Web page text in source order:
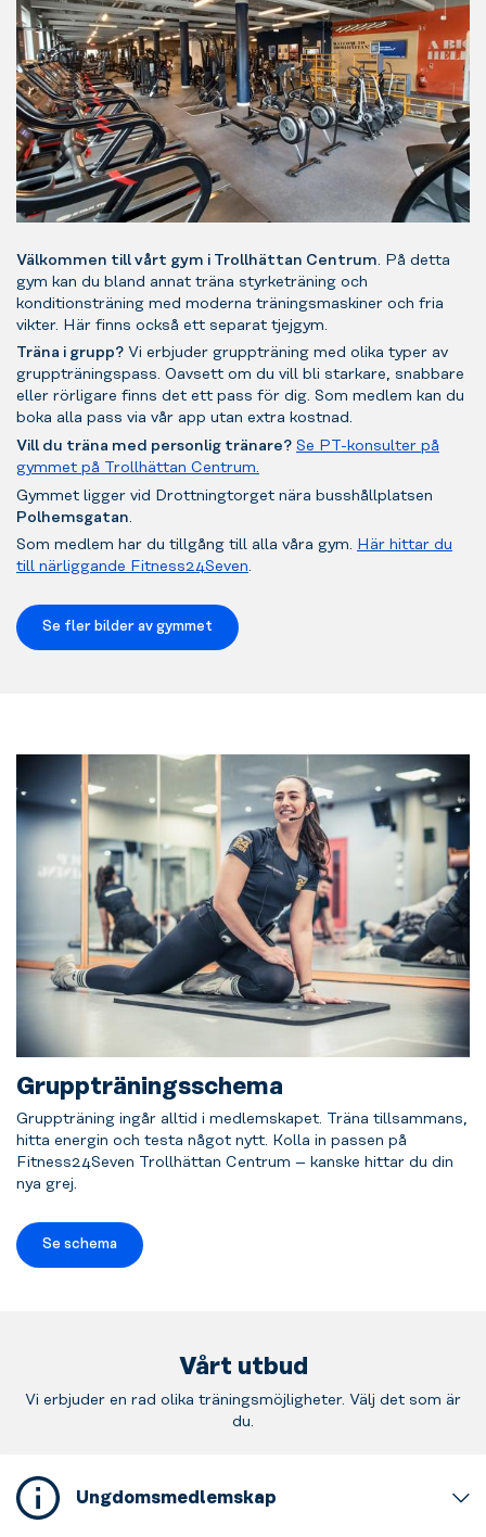
Välkommen till vårt gym i Trollhättan Centrum. På detta
gym kan du bland annat träna styrketräning och
konditionsträning med moderna träningsmaskiner och fria
vikter. Här finns också ett separat tjejgym.
Träna i grupp? Vi erbjuder gruppträning med olika typer av
gruppträningspass. Oavsett om du vill bli starkare, snabbare
eller rörligare finns det ett pass för dig. Som medlem kan du
boka alla pass via vår app utan extra kostnad.
Vill du träna med personlig tränare? Se PT-konsulter på
gymmet på Trollhättan Centrum.
Gymmet ligger vid Drottningtorget nära busshållplatsen
Polhemsgatan.
Som medlem har du tillgång till alla våra gym. Här hittar du
till närliggande Fitness24Seven.
Se fler bilder av gymmet
Gruppträningsschema
Gruppträning ingår alltid i medlemskapet. Träna tillsammans,
hitta energin och testa något nytt. Kolla in passen på
Fitness24Seven Trollhättan Centrum – kanske hittar du din
nya grej.
Se schema
Vårt utbud
Vi erbjuder en rad olika träningsmöjligheter. Välj det som är
du.
Ungdomsmedlemskap